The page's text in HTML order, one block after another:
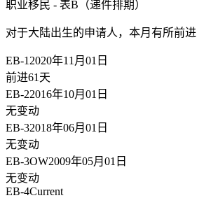
职业移民 - 表B（递件排期）
对于大陆出生的申请人， 本月有所前进
EB-1 2020年11月01日
前进61天
EB-22016年10月01日
无变动
EB-32018年06月01日
无变动
EB-3OW2009年05月01日
无变动
EB-4Current